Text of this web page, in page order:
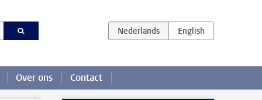
Over ons Contact